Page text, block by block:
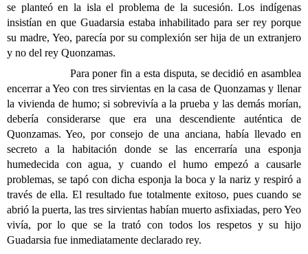
se planteó en la isla el problema de la sucesión. Los indígenas
insistían en que Guadarsia estaba inhabilitado para ser rey porque
su madre, Yeo, parecía por su complexión ser hija de un extranjero
y no del rey Quonzamas.
Para poner fin a esta disputa, se decidió en asamblea
encerrar a Yeo con tres sirvientas en la casa de Quonzamas y llenar
la vivienda de humo; si sobrevivía a la prueba y las demás morían,
debería considerarse que era una descendiente auténtica de
Quonzamas. Yeo, por consejo de una anciana, había llevado en
secreto a la habitación donde se las encerraría una esponja
humedecida con agua, y cuando el humo empezó a causarle
problemas, se tapó con dicha esponja la boca y la nariz y respiró a
través de ella. El resultado fue totalmente exitoso, pues cuando se
abrió la puerta, las tres sirvientas habían muerto asfixiadas, pero Yeo
vivía, por lo que se la trató con todos los respetos y su hijo
Guadarsia fue inmediatamente declarado rey.